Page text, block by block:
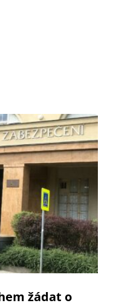
žádat o